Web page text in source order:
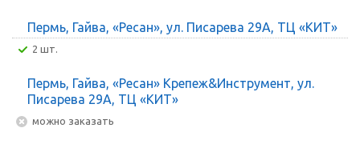
Пермь, Гайва, «Ресан», ул. Писарева 29А, ТЦ «КИТ»
2 шт.
Пермь, Гайва, «Ресан» Крепеж&Инструмент, ул.
Писарева 29А, ТЦ «КИТ»
Можно заказать